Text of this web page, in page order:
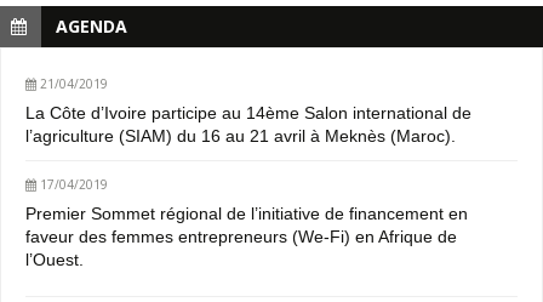
AGENDA
21/04/2019
La Côte d’Ivoire participe au 14ème Salon international de
l’agriculture (SIAM) du 16 au 21 avril à Meknès (Maroc).
17/04/2019
Premier Sommet régional de l’initiative de financement en
faveur des femmes entrepreneurs (We-Fi) en Afrique de
l’Ouest.